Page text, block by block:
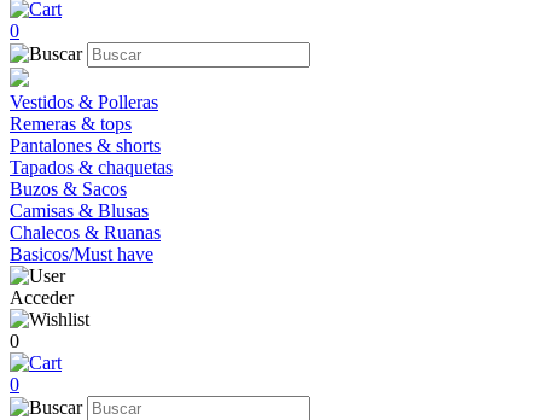
0
Vestidos & Polleras
Remeras & tops
Pantalones & shorts
Tapados & chaquetas
Buzos & Sacos
Camisas & Blusas
Chalecos & Ruanas
Basicos/Must have
Acceder
0
0